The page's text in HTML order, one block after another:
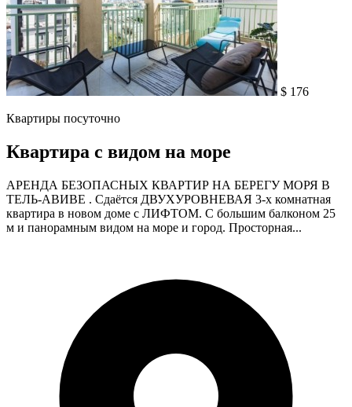
$ 176
Квартиры посуточно
Квартира с видом на море
АРЕНДА БЕЗОПАСНЫХ КВАРТИР НА БЕРЕГУ МОРЯ В
ТЕЛЬ-АВИВЕ . Сдаётся ДВУХУРОВНЕВАЯ 3-х комнатная
квартира в новом доме с ЛИФТОМ. С большим балконом 25
м и панорамным видом на море и город. Просторная...